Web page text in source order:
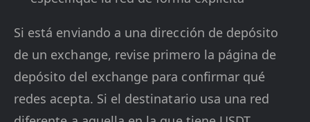
Si está enviando a una dirección de depósito
de un exchange, revise primero la página de
depósito del exchange para confirmar qué
redes acepta. Si el destinatario usa una red